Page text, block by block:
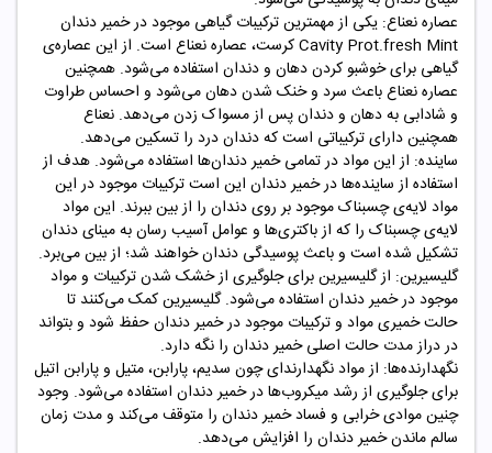
عصاره نعناع: یکی از مهمترین ترکیبات گیاهی موجود در خمیر دندان
Cavity Prot.fresh Mint کرست، عصاره نعناع است. از این عصاره‌ی
گیاهی برای خوشبو کردن دهان و دندان استفاده می‌شود. همچنین
عصاره نعناع باعث سرد و خنک شدن دهان می‌شود و احساس طراوت
و شادابی به دهان و دندان پس از مسواک زدن می‌دهد. نعناع
همچنین دارای ترکیباتی است که دندان درد را تسکین می‌دهد.
ساینده: از این مواد در تمامی خمیر دندان‌ها استفاده می‌شود. هدف از
استفاده از ساینده‌ها در خمیر دندان این است ترکیبات موجود در این
مواد لایه‌ی چسبناک موجود بر روی دندان را از بین ببرند. این مواد
لایه‌ی چسبناک را که از باکتری‌ها و عوامل آسیب رسان به مینای دندان
تشکیل شده است و باعث پوسیدگی دندان خواهند شد؛ از بین می‌برد.
گلیسیرین: از گلیسیرین برای جلوگیری از خشک شدن ترکیبات و مواد
موجود در خمیر دندان استفاده می‌شود. گلیسیرین کمک می‌کنند تا
حالت خمیری مواد و ترکیبات موجود در خمیر دندان حفظ شود و بتواند
در دراز مدت حالت اصلی خمیر دندان را نگه دارد.
نگهدارنده‌ها: از مواد نگهدارند‌ای چون سدیم، پارابن، متیل و پارابن اتیل
برای جلوگیری از رشد میکروب‌ها در خمیر دندان استفاده می‌شود. وجود
چنین موادی خرابی و فساد خمیر دندان را متوقف می‌کند و مدت زمان
سالم ماندن خمیر دندان را افزایش می‌دهد.